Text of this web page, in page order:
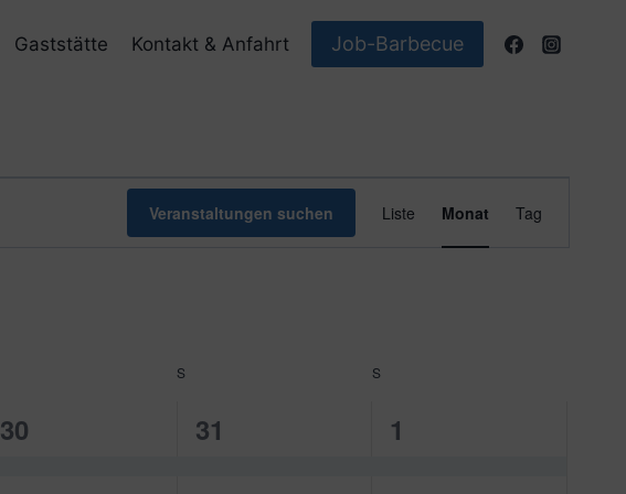
Gaststätte Kontakt & Anfahrt Job-Barbecue
Veranstaltungen suchen Liste Monat Tag
S S
1
30
1
31
1
1